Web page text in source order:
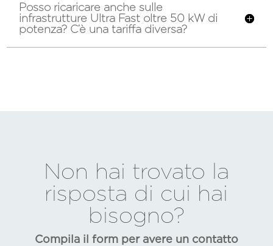
Posso ricaricare anche sulle
infrastrutture Ultra Fast oltre 50 kW di
potenza? C’è una tariffa diversa?
Non hai trovato la
risposta di cui hai
bisogno?
Compila il form per avere un contatto